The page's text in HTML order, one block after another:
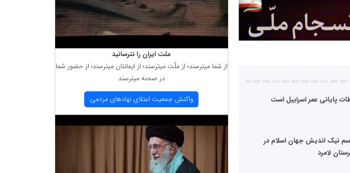
پایانی عمر اسراییل است
نیک اندیش جهان اسلام در
لامرد
ملت ایران را نترسانید
از شما میترسند؛ از ملّت میترسند؛ از ایمانتان میترسند؛ از حضور شما
در صحنه میترسند
واكنش جمعیت اعتلای نهادهای مردمی